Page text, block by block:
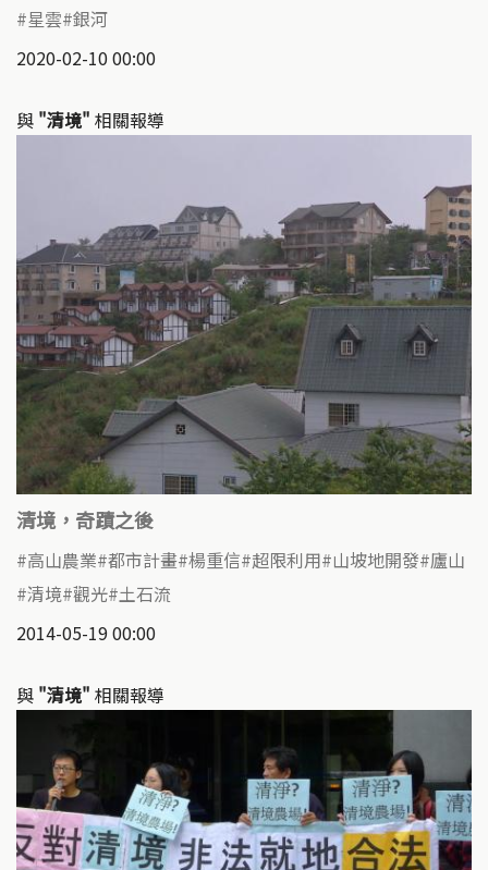
星雲 銀河
2020-02-10 00:00
與 "清境" 相關報導
清境，奇蹟之後
高山農業 都市計畫 楊重信 超限利用 山坡地開發 廬山
清境 觀光 土石流
2014-05-19 00:00
與 "清境" 相關報導